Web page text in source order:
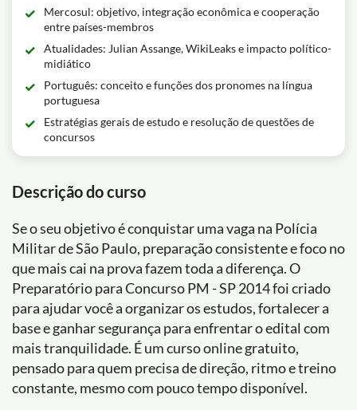
Mercosul: objetivo, integração econômica e cooperação
entre países-membros
Atualidades: Julian Assange, WikiLeaks e impacto político-
midiático
Português: conceito e funções dos pronomes na língua
portuguesa
Estratégias gerais de estudo e resolução de questões de
concursos
Descrição do curso
Se o seu objetivo é conquistar uma vaga na Polícia
Militar de São Paulo, preparação consistente e foco no
que mais cai na prova fazem toda a diferença. O
Preparatório para Concurso PM - SP 2014 foi criado
para ajudar você a organizar os estudos, fortalecer a
base e ganhar segurança para enfrentar o edital com
mais tranquilidade. É um curso online gratuito,
pensado para quem precisa de direção, ritmo e treino
constante, mesmo com pouco tempo disponível.